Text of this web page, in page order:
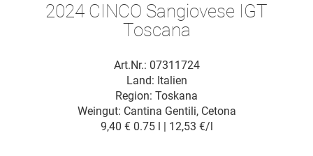
2024 CINCO Sangiovese IGT
Toscana
Art.Nr.: 07311724
Region: Toskana
Land: Italien
Weingut: Cantina Gentili, Cetona
9,40 € 0.75 l | 12,53 €/l